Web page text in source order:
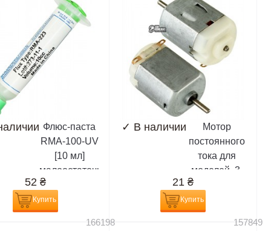
Флюс-паста
RMA-100-UV
[10 мл]
малоостаточная,
разновидность
RMA-223
52₴
Купить
✓ В наличии
Мотор
постоянного
тока для
моделей, 3-
21₴
Купить
166198 157849